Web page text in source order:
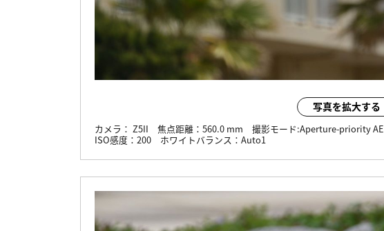
写真を拡大する
カメラ： Z5II 焦点距離： 560.0 mm 撮影モード:Aperture-priority AE
ISO感度： 200 ホワイトバランス： Auto1